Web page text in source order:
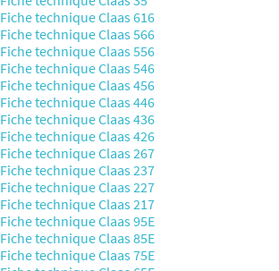
Fiche technique Claas 616
Fiche technique Claas 566
Fiche technique Claas 556
Fiche technique Claas 546
Fiche technique Claas 456
Fiche technique Claas 446
Fiche technique Claas 436
Fiche technique Claas 426
Fiche technique Claas 267
Fiche technique Claas 237
Fiche technique Claas 227
Fiche technique Claas 217
Fiche technique Claas 95E
Fiche technique Claas 85E
Fiche technique Claas 75E